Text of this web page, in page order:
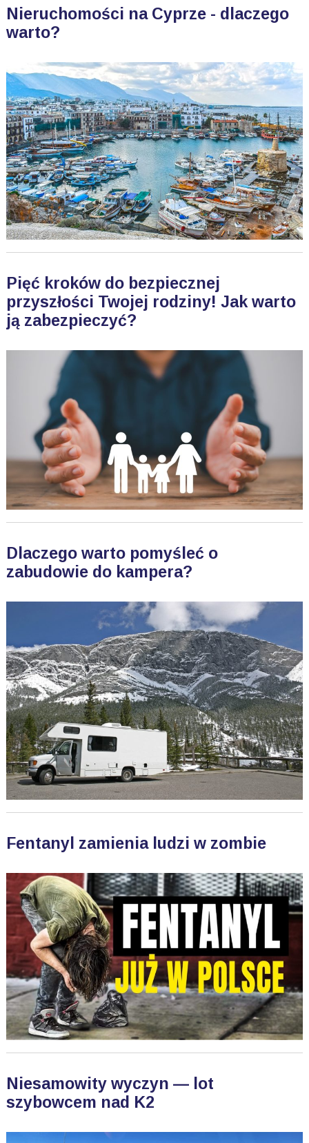
Nieruchomości na Cyprze - dlaczego
warto?
Pięć kroków do bezpiecznej
przyszłości Twojej rodziny! Jak warto
ją zabezpieczyć?
Dlaczego warto pomyśleć o
zabudowie do kampera?
Fentanyl zamienia ludzi w zombie
Niesamowity wyczyn — lot
szybowcem nad K2